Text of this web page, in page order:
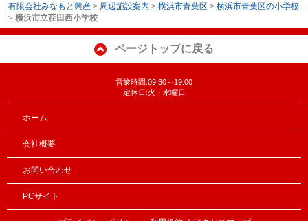
有限会社みなもと興産 > 周辺施設案内 > 横浜市青葉区 > 横浜市青葉区の小学校
> 横浜市立荏田西小学校
ページトップに戻る
営業時間:09:30～19:00
定休日:火・水曜日
ホーム
会社概要
お問い合わせ
PCサイト